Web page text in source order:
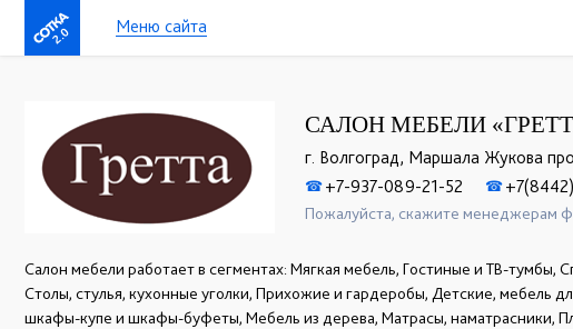
2.0 Меню сайта
САЛОН МЕБЕЛИ
г. Волгоград, Маршала Жукова
☎+7-937-089-21-52 ☎
Пожалуйста, скажите менеджерам
Салон мебели работает в сегментах: Мягкая мебель, Гостиные и ТВ-тумбы,
Столы, стулья, кухонные уголки, Прихожие и гардеробы, Детские, мебель
шкафы-купе и шкафы-буфеты, Мебель из дерева, Матрасы, наматрасники,